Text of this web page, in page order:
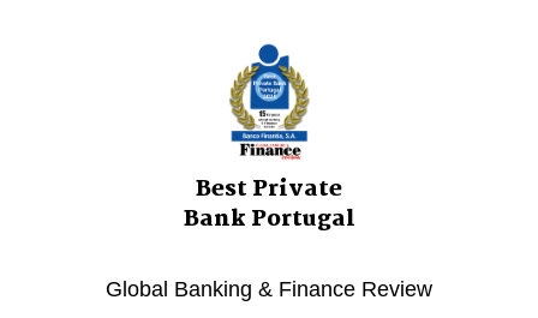
Best Private
Bank Portugal
Global Banking & Finance Review